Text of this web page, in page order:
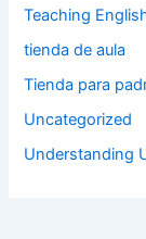
Teaching
tienda de aula
Tienda para
Uncategorized
Understanding